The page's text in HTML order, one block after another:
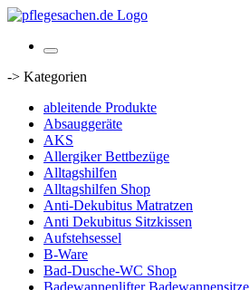
-> Kategorien
ableitende Produkte
Absauggeräte
AKS
Allergiker Bettbezüge
Alltagshilfen
Alltagshilfen Shop
Anti-Dekubitus Matratzen
Anti Dekubitus Sitzkissen
Aufstehsessel
B-Ware
Bad-Dusche-WC Shop
Badewannenlifter Badewannensitze